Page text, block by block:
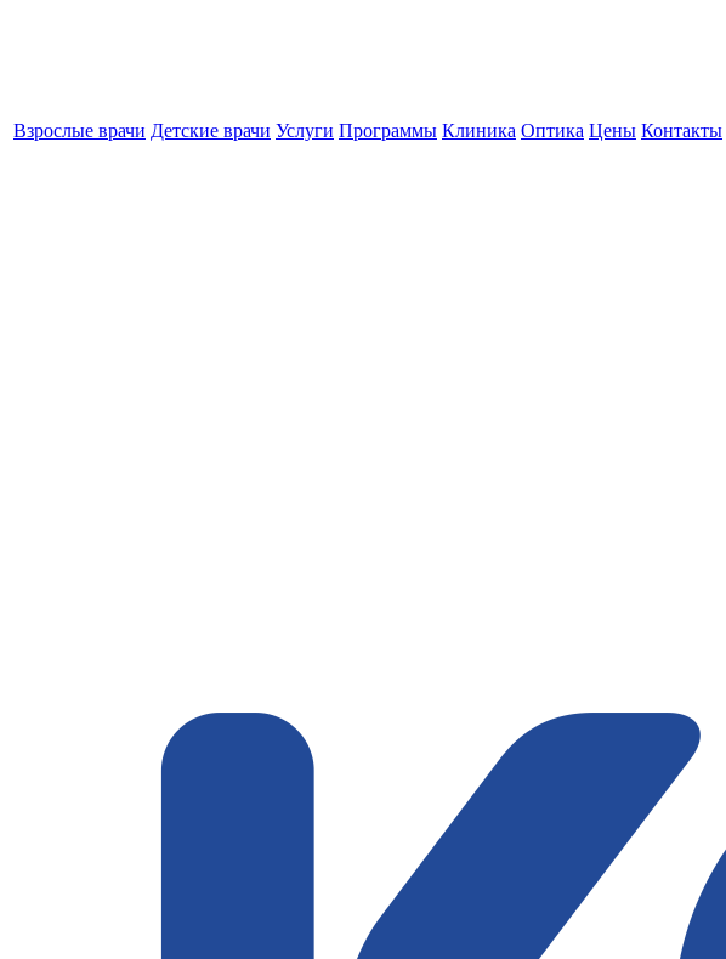
Взрослые врачи Детские врачи Услуги Программы Клиника Оптика Цены Контакты